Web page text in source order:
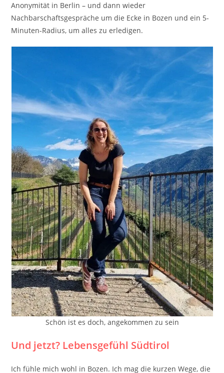
Anonymität in Berlin – und dann wieder
Nachbarschaftsgespräche um die Ecke in Bozen und ein 5-
Minuten-Radius, um alles zu erledigen.
Schön ist es doch, angekommen zu sein
Und jetzt? Lebensgefühl Südtirol
Ich fühle mich wohl in Bozen. Ich mag die kurzen Wege, die